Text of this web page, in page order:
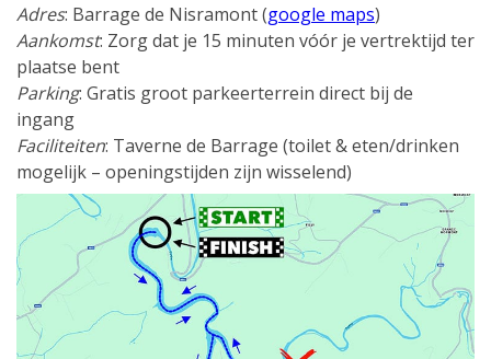
Adres: Barrage de Nisramont (google maps)
Aankomst: Zorg dat je 15 minuten vóór je vertrektijd ter
plaatse bent
Parking: Gratis groot parkeerterrein direct bij de
ingang
Faciliteiten: Taverne de Barrage (toilet & eten/drinken
mogelijk – openingstijden zijn wisselend)